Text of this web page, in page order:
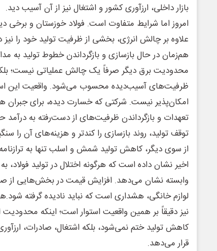
بازار داخلی، ارزآوری کشور و اشتغال نیز از آن آسیب دید.
امروز اما شرایط متفاوت است. فولاد خوزستان و برخی
علاوه بر چالش انرژی، بخشی از ظرفیت تولید خود را
هم‌زمان در حال بازسازی و بازگرداندن خطوط تولید به
محدودیت برق دیگر صرفاً یک چالش عملیاتی نیست؛
ظرفیت‌های آسیب‌دیده محسوب می‌شود. واقعیت این
امکان‌پذیر نیست. شرکتی که خسارت دیده، برای جبران
تعهدات و بازگرداندن ظرفیت‌های از دست‌رفته به درآمد
توقف تولید، روند بازسازی را کندتر و هزینه‌های آن را
از سوی دیگر، کاهش تولید شمش و اسلب تنها به
اخیر نشان داده است که هرگونه اختلال در تولید فولاد،
وابسته نشان می‌دهد. افزایش قیمت در بخش‌هایی از
لوازم خانگی، هشداری است که نباید نادیده گرفته
نیز دقیقاً بر همین واقعیت استوار است؛ اینکه
کاهش تولید ختم نمی‌شود، بلکه اشتغال، صادرات،
قرار می‌دهد.